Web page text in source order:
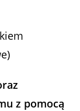
z pomocą